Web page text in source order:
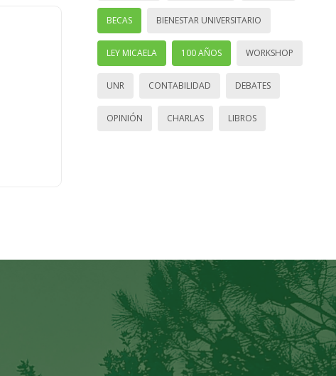
BECAS BIENESTAR UNIVERSITARIO
LEY MICAELA 100 AÑOS WORKSHOP
UNR CONTABILIDAD DEBATES
OPINIÓN CHARLAS LIBROS